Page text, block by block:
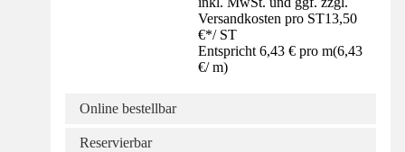
Versandkosten pro ST13,50
€*/ ST
Entspricht 6,43 € pro m(6,43
€/ m)
Online bestellbar
Reservierbar